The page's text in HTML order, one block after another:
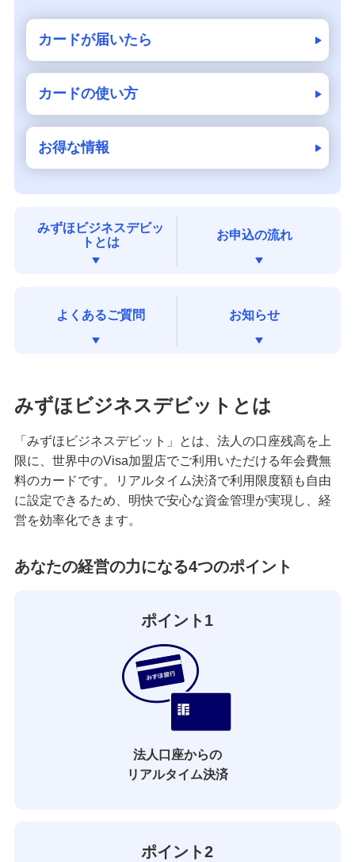
カードが届いたら
カードの使い方
お得な情報
みずほビジネスデビッ
トとは
お申込の流れ
よくあるご質問 お知らせ
みずほビジネスデビットとは
「みずほビジネスデビット」とは、法人の口座残高を上
限に、世界中のVisa加盟店でご利用いただける年会費無
料のカードです。リアルタイム決済で利用限度額も自由
に設定できるため、明快で安心な資金管理が実現し、経
営を効率化できます。
あなたの経営の力になる4つのポイント
ポイント1
法人口座からの
リアルタイム決済
ポイント2